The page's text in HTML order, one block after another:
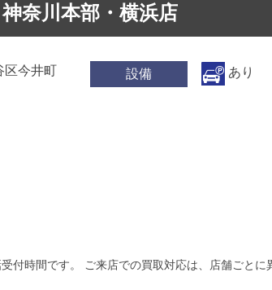
神奈川本部・横浜店
区今井町
設備 あり
付時間です。 ご来店での買取対応は、店舗ごと